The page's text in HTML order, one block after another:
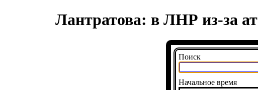
Лантратова: в ЛНР из-за
Поиск
Начальное время